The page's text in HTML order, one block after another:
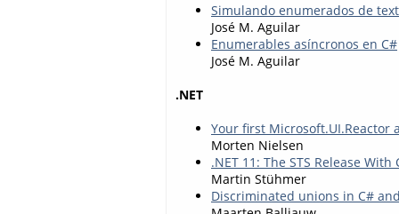
Simulando enumerados de
José M. Aguilar
Enumerables asíncronos en C#
José M. Aguilar
.NET
Your first Microsoft.UI.Reactor
Morten Nielsen
.NET 11: The STS Release
Martin Stühmer
Discriminated unions in C#